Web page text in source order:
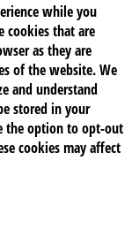
while you
cookies that are
as they are
of the website. We
and understand
stored in your
the option to opt-out
cookies may affect